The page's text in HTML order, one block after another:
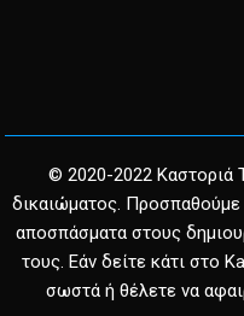
© 2020-2022 Καστοριά
δικαιώματος. Προσπαθούμε
αποσπάσματα στους
τους. Εάν δείτε κάτι στο
σωστά ή θέλετε να